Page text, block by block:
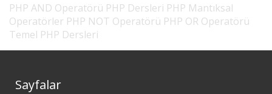
PHP AND Operatörü PHP Dersleri PHP Mantıksal
Operatörler PHP NOT Operatörü PHP OR Operatörü
Temel PHP Dersleri
Sayfalar